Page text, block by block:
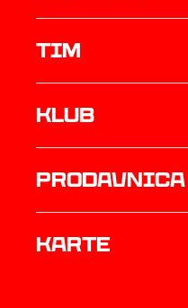
TIM
Klub
prodavnica
Karte